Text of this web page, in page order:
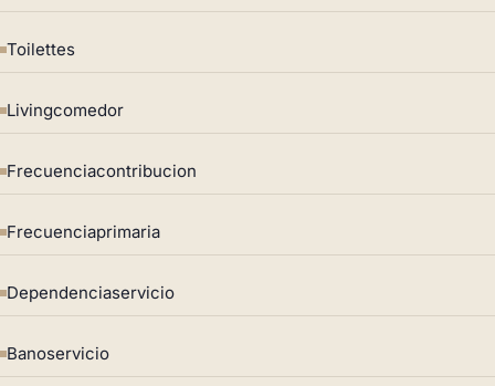
Toilettes
Livingcomedor
Frecuenciacontribucion
Frecuenciaprimaria
Dependenciaservicio
Banoservicio